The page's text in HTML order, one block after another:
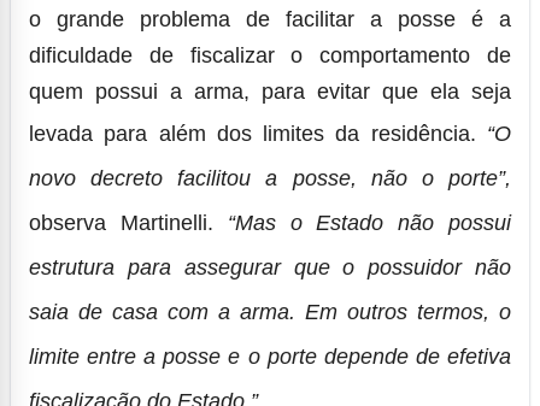
o grande problema de facilitar a posse é a
dificuldade de fiscalizar o comportamento de
quem possui a arma, para evitar que ela seja
levada para além dos limites da residência. “O
novo decreto facilitou a posse, não o porte”,
observa Martinelli. “Mas o Estado não possui
estrutura para assegurar que o possuidor não
saia de casa com a arma. Em outros termos, o
limite entre a posse e o porte depende de efetiva